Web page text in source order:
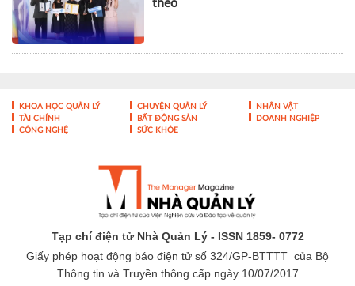
theo
KHOA HỌC QUẢN LÝ CHUYỆN QUẢN LÝ
NHÂN VẬT
TÀI CHÍNH
BẤT ĐỘNG SẢN
DOANH NGHIỆP
CÔNG NGHỆ
SỨC KHỎE
Tạp chí điện tử Nhà Quản Lý - ISSN 1859- 0772
Giấy phép hoạt động báo điện tử số 324/GP-BTTTT của Bộ
Thông tin và Truyền thông cấp ngày 10/07/2017